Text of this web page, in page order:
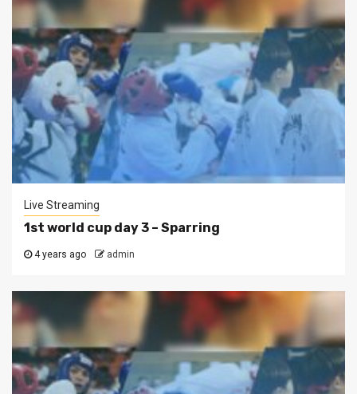
Live Streaming
1st world cup day 3 – Sparring
4 years ago admin